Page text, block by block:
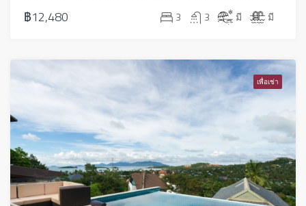
฿12,480 3 3 มี มี
เพื่อเช่า